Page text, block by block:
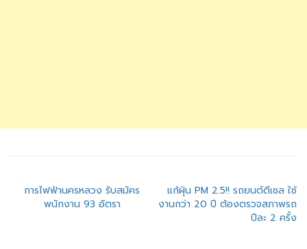
แนะแนว
เรื่อง
การไฟฟ้านครหลวง รับสมัคร
พนักงาน 93 อัตรา
แก้ฝุ่น PM 2.5!! รถยนต์ดีเซล ใช้
งานกว่า 20 ปี ต้องตรวจสภาพรถ
ปีละ 2 ครั้ง